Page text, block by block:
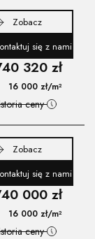
Zobacz
się z nami
320 zł
16 000 zł/m²
ceny
Zobacz
się z nami
000 zł
16 000 zł/m²
ceny